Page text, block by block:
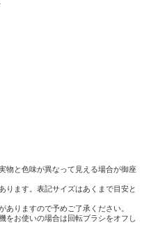
物と色味が異なって見える場合が御座
ります。表記サイズはあくまで目安と
りますので予めご了承ください。
をお使いの場合は回転ブラシをオフし